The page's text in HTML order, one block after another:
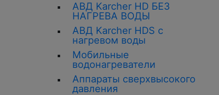
АВД Karcher HD БЕЗ
НАГРЕВА ВОДЫ
АВД Karcher HDS с
нагревом воды
Мобильные
водонагреватели
Аппараты сверхвысокого
давления